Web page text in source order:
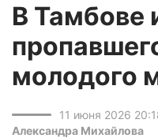
В Тамбове
молодого
11 июня 2026
Александра Михайлова